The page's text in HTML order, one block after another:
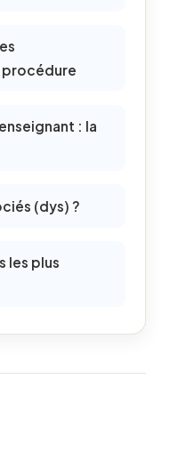
procédure
: la
(dys) ?
les plus